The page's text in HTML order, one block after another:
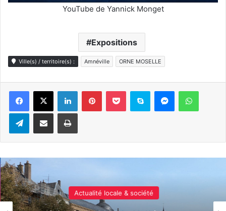
YouTube de Yannick Monget
Expositions
Ville(s) / territoire(s) : Amnéville ORNE MOSELLE
LinkedinPinterestPocket Skype Messenger
TelegramPartager par e-mail Imprimer
Culture & spectacles